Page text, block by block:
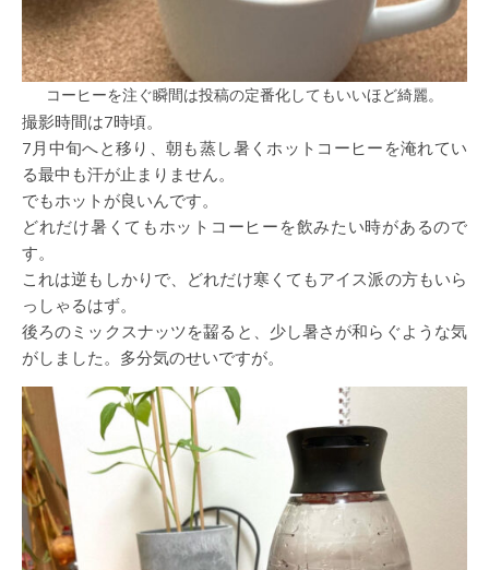
コーヒーを注ぐ瞬間は投稿の定番化してもいいほど綺麗。
撮影時間は7時頃。
7月中旬へと移り、朝も蒸し暑くホットコーヒーを淹れてい
る最中も汗が止まりません。
でもホットが良いんです。
どれだけ暑くてもホットコーヒーを飲みたい時があるので
す。
これは逆もしかりで、どれだけ寒くてもアイス派の方もいら
っしゃるはず。
後ろのミックスナッツを齧ると、少し暑さが和らぐような気
がしました。多分気のせいですが。